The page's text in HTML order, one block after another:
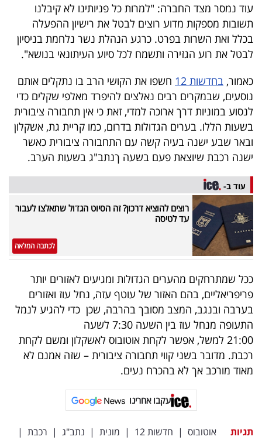
דרושים
ניוזלטרים
מייל
אדום
פרסמו
באייס
עקבו
אחרינו:
עוד נמסר מצד החברה: "למרות כל פניותינו לא קיבלנו
תשובות מספקות מדוע רוצים לבטל את רישיון ההפעלה
בכלל ואת השרות בפרט. כרגע הנהלת נשר נלחמת בניסיון
לבטל את רוע הגזירה ותשמח לכל סיוע העיתונאי בנושא".
כאמור, בחדשות 12
חשפו את הקושי הרב בו נתקלים אותם
נוסעים, שבמקרים רבים נאלצים להיפרד מאלפי שקלים כדי
לנסוע במוניות דרך ארוכה למדי, זאת כי אין תחבורה ציבורית
בשעות הללו. בערים הגדולות בדרום, כמו קריית גת, אשקלון
ובאר שבע ישנה בעיה קשה עם התחבורה ציבורית כאשר
ישנה רכבת שיוצאת פעם בשעה ךנתב"ג בשעות הערב.
עוד ב-
רוצים להוציא דרכון? זה הסיוט הגדול שתאלצו לעבור
עד לטיסה
לכתבה המלאה
ככל שמתרחקים מהערים הגדולות ומגיעים לאזורים יותר
פריפריאליים, בהם האזור של עוטף עזה, נחל עוז ואזורים
בערבה ובנגב, המצב מסובך בהרבה, שכן כדי להגיע לנמל
התעופה מנחל עוז בין השעה 7:30 לשעה
21:00 למשל, אפשר לקחת אוטובוס לאשקלון ומשם לקחת
רכבת. מדובר בשני קווי תחבורה ציבורית – שזה אמנם לא
מאוד מורכב אך לא בהכרח נעים.
עקבו אחרינו
תגיות אוטובוס | חדשות 12 | מונית | נתב"ג | רכבת |